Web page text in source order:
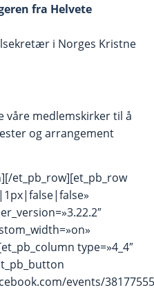
fra Helvete
i Norges Kristne
våre medlemskirker til å
og arrangement
et_pb_row][et_pb_row
type=»4_4″
events/